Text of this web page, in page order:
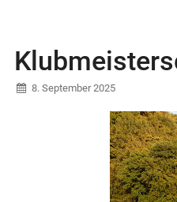
8. September 2025